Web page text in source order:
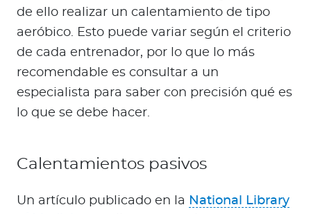
de ello realizar un calentamiento de tipo
aeróbico. Esto puede variar según el criterio
de cada entrenador, por lo que lo más
recomendable es consultar a un
especialista para saber con precisión qué es
lo que se debe hacer.
Calentamientos pasivos
Un artículo publicado en la National Library